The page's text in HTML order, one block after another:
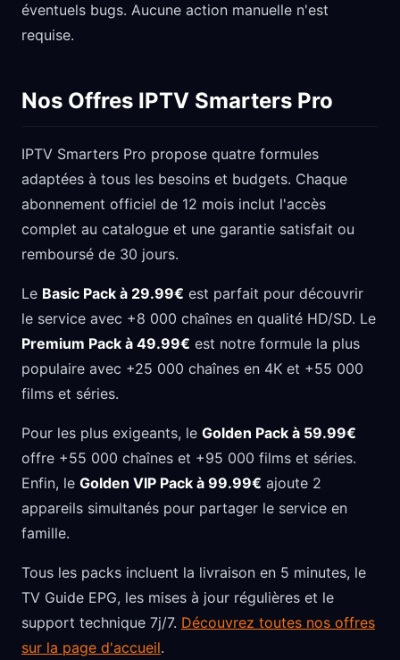
éventuels bugs. Aucune action manuelle n'est
requise.
Nos Offres IPTV Smarters Pro
IPTV Smarters Pro propose quatre formules
adaptées à tous les besoins et budgets. Chaque
abonnement officiel de 12 mois inclut l'accès
complet au catalogue et une garantie satisfait ou
remboursé de 30 jours.
Le Basic Pack à 29.99€ est parfait pour découvrir
le service avec +8 000 chaînes en qualité HD/SD. Le
Premium Pack à 49.99€ est notre formule la plus
populaire avec +25 000 chaînes en 4K et +55 000
films et séries.
Pour les plus exigeants, le Golden Pack à 59.99€
offre +55 000 chaînes et +95 000 films et séries.
Enfin, le Golden VIP Pack à 99.99€ ajoute 2
appareils simultanés pour partager le service en
famille.
Tous les packs incluent la livraison en 5 minutes, le
TV Guide EPG, les mises à jour régulières et le
support technique 7j/7. Découvrez toutes nos offres
sur la page d'accueil.